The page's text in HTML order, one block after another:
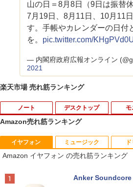
山の日＝8月8日（9日は振替休
7月19日、8月11日、10月11
す。手帳やカレンダーの日付
を。 pic.twitter.com/
— 内閣府政府広報オンライン
2021
楽天市場 売れ筋ランキング
ノート
1
ノートパソコン
FEBOOK U748
Core i5-7300U
WIFI Bluetooth
デスクトップ
1
超得10％OFF｜
osoft office付き
中古デスクトッ
ト購入可能 単品
モ
1
Yoothi 互換品
HM-N41
43 NV156FHM-
PS LED LCD 液
1
獣医腫瘍学テキ
本獣医がん学会/
腫瘍科認定医認
￥19,800
Amazon売れ筋ランキング
イヤフォン
Amazon イヤフォン の売れ筋ランキング
Anker Soundcore
ミュージック